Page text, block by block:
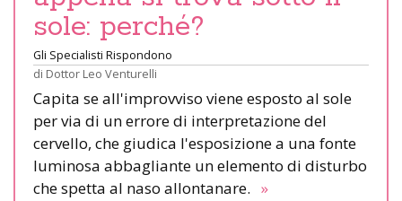
sole: perché?
Gli Specialisti Rispondono
di Dottor Leo Venturelli
Capita se all'improvviso viene esposto al sole
per via di un errore di interpretazione del
cervello, che giudica l'esposizione a una fonte
luminosa abbagliante un elemento di disturbo
che spetta al naso allontanare. »